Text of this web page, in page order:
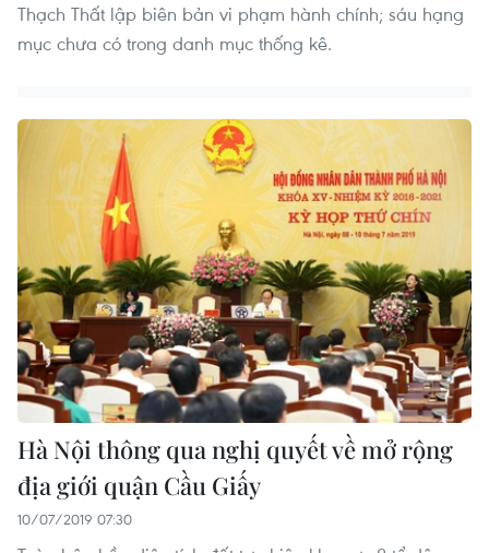
Thạch Thất lập biên bản vi phạm hành chính; sáu hạng
mục chưa có trong danh mục thống kê.
Hà Nội thông qua nghị quyết về mở rộng
địa giới quận Cầu Giấy
10/07/2019 07:30